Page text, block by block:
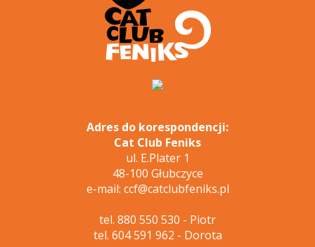
Adres do korespondencji:
Cat Club Feniks
ul. E.Plater 1
48-100 Głubczyce
e-mail: ccf@catclubfeniks.pl
tel. 880 550 530 - Piotr
tel. 604 591 962 - Dorota